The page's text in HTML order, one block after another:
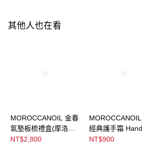
其他人也在看
MOROCCANOIL 金春
氣墊板梳禮盒(摩洛哥
優油100ML+優油迷你
NT$2,800
經典護手霜 Hand
Cream Fragrance
NT$900